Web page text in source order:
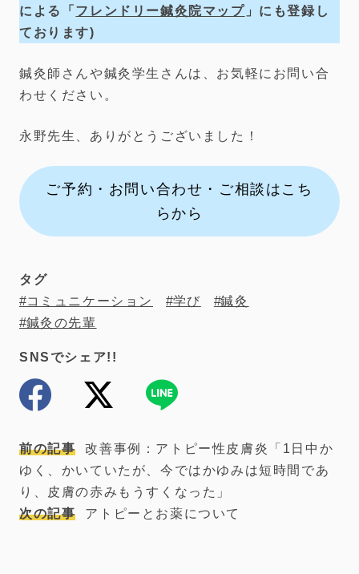
による「 フレンドリー鍼灸院マップ 」にも登録し
ております)
鍼灸師さんや鍼灸学生さんは、お気軽にお問い合
わせください。
永野先生、ありがとうございました！
ご予約・お問い合わせ・ご相談はこち
らから
タグ
コミュニケーション
学び
鍼灸
鍼灸の先輩
SNSでシェア!!
前の記事
改善事例：アトピー性皮膚炎「1日中か
ゆく、かいていたが、今ではかゆみは短時間であ
り、皮膚の赤みもうすくなった」
次の記事
アトピーとお薬について